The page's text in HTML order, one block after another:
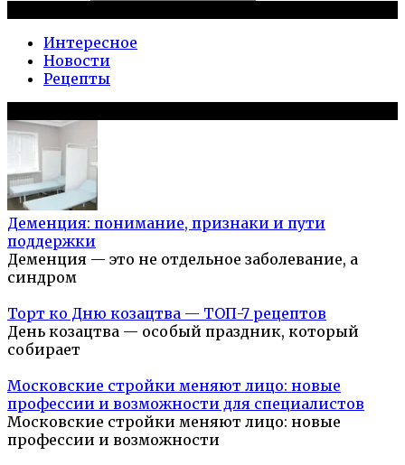
Интересное
Новости
Рецепты
Деменция: понимание, признаки и пути
поддержки
Деменция — это не отдельное заболевание, а
синдром
Торт ко Дню козацтва — ТОП-7 рецептов
День козацтва — особый праздник, который
собирает
Московские стройки меняют лицо: новые
профессии и возможности для специалистов
Московские стройки меняют лицо: новые
профессии и возможности